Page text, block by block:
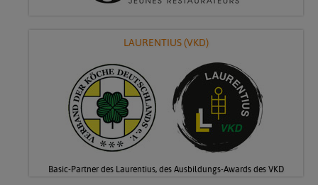
LAURENTIUS (VKD)
Basic-Partner des Laurentius, des Ausbildungs-Awards des VKD